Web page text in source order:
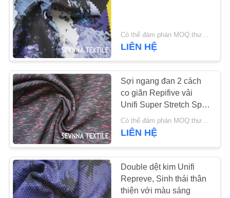
LIÊN
HỆ
CHÚNG
TÔI
TIN
TỨC
CÁC
TRƯỜNG
HỢP
Có thể đàm phán MOQ:thương lượng
LIÊN HỆ
Sợi ngang đan 2 cách
co giãn Repifive vải
Unifi Super Stretch Sport
White Yoga
Có thể đàm phán MOQ:thương lượng
LIÊN HỆ
Double dệt kim Unifi
Repreve, Sinh thái thân
thiện với màu sáng